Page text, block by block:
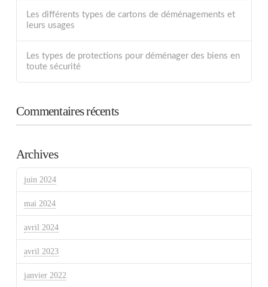
Les différents types de cartons de déménagements et
leurs usages
Les types de protections pour déménager des biens en
toute sécurité
Commentaires récents
Archives
juin 2024
mai 2024
avril 2024
avril 2023
janvier 2022